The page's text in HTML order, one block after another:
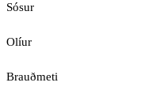
Sósur
Olíur
Brauðmeti